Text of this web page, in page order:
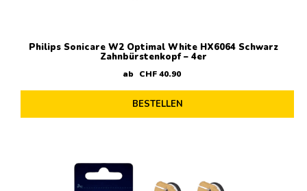
Philips Sonicare W2 Optimal White HX6064 Schwarz
Zahnbürstenkopf – 4er
ab CHF40.90
BESTELLEN